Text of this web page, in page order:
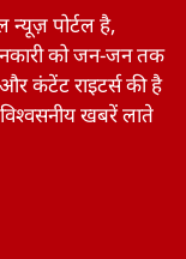
न्यूज़ पोर्टल है,
को जन-जन तक
और कंटेंट राइटर्स की है
खबरें लाते